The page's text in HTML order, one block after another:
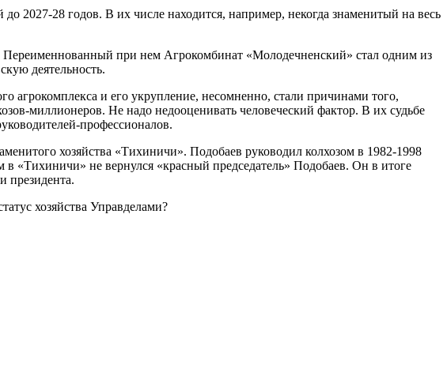
2027-28 годов. В их числе находится, например, некогда знаменитый на весь
при нем Агрокомбинат «Молодечненский» стал одним из
деятельность.
агрокомплекса и его укрупление, несомненно, стали причинами того,
миллионеров. Не надо недооценивать человеческий фактор. В их судьбе
профессионалов.
хозяйства «Тихиничи». Подобаев руководил колхозом в 1982-1998
«Тихиничи» не вернулся «красный председатель» Подобаев. Он в итоге
президента.
хозяйства Управделами?